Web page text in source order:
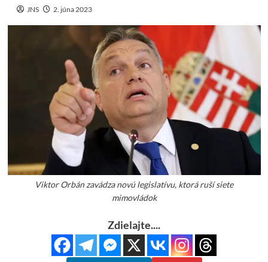
JNS 2. júna 2023
Viktor Orbán zavádza novú legislatívu, ktorá ruší siete
mimovládok
Zdielajte....